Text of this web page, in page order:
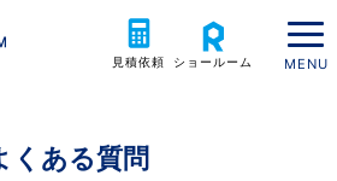
見積依頼 ショールーム
くある質問